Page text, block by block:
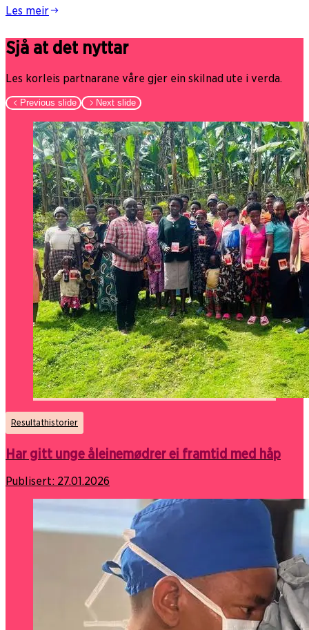
Les meir
Sjå at det nyttar
Les korleis partnarane våre gjer ein skilnad ute i verda.
Previous slide Next slide
Resultathistorier
Har gitt unge åleinemødrer ei framtid med håp
Publisert: 27.01.2026